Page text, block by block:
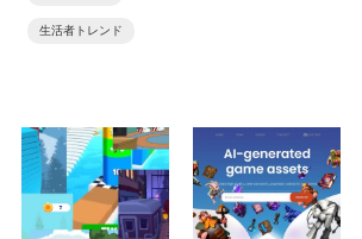
生活者トレンド